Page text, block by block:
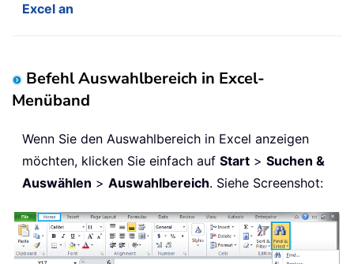
Excel an
Befehl Auswahlbereich in Excel-
Menüband
Wenn Sie den Auswahlbereich in Excel anzeigen
möchten, klicken Sie einfach auf Start > Suchen &
Auswählen > Auswahlbereich. Siehe Screenshot: